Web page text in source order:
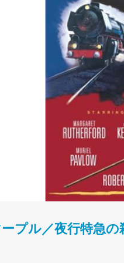
プル／夜行特急の